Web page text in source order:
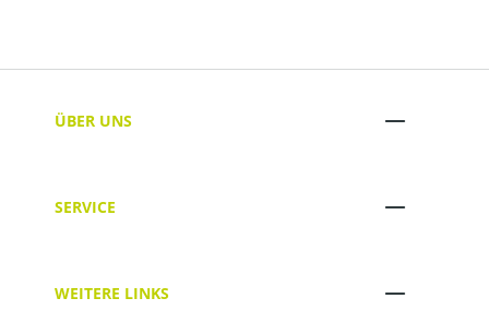
ÜBER UNS
SERVICE
WEITERE LINKS